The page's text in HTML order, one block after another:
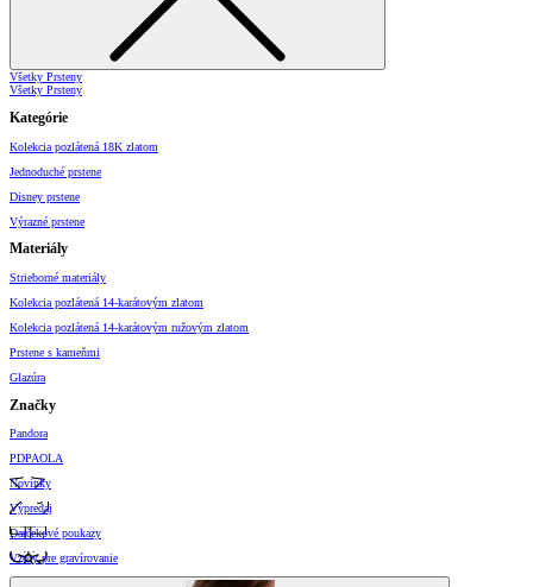
Všetky Prsteny
Všetky Prsteny
Kategórie
Kolekcia pozlátená 18K zlatom
Jednoduché prstene
Disney prstene
Výrazné prstene
Materiály
Strieborné materiály
Kolekcia pozlátená 14-karátovým zlatom
Kolekcia pozlátená 14-karátovým ružovým zlatom
Prstene s kameňmi
Glazúra
Značky
Pandora
PDPAOLA
Novinky
Výpredaj
Darčekové poukazy
Vzory pre gravírovanie